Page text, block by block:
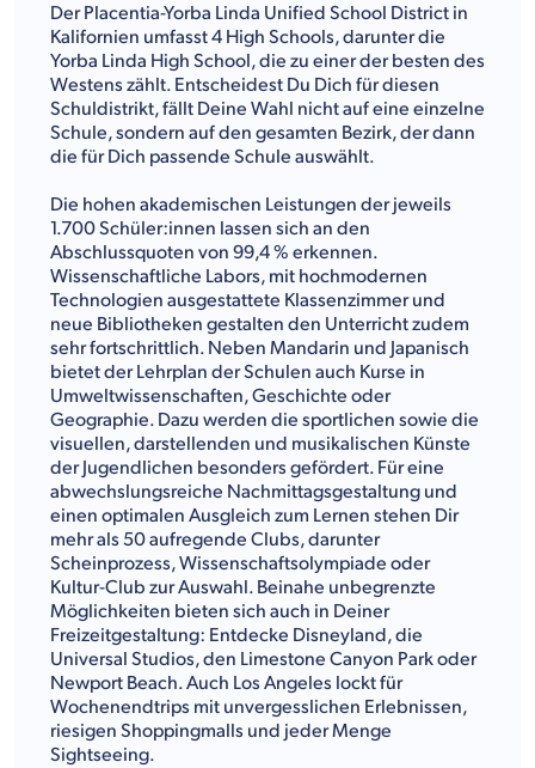
Der Placentia-Yorba Linda Unified School District in
Kalifornien umfasst 4 High Schools, darunter die
Yorba Linda High School, die zu einer der besten des
Westens zählt. Entscheidest Du Dich für diesen
Schuldistrikt, fällt Deine Wahl nicht auf eine einzelne
Schule, sondern auf den gesamten Bezirk, der dann
die für Dich passende Schule auswählt.
Die hohen akademischen Leistungen der jeweils
1.700 Schüler:innen lassen sich an den
Abschlussquoten von 99,4 % erkennen.
Wissenschaftliche Labors, mit hochmodernen
Technologien ausgestattete Klassenzimmer und
neue Bibliotheken gestalten den Unterricht zudem
sehr fortschrittlich. Neben Mandarin und Japanisch
bietet der Lehrplan der Schulen auch Kurse in
Umweltwissenschaften, Geschichte oder
Geographie. Dazu werden die sportlichen sowie die
visuellen, darstellenden und musikalischen Künste
der Jugendlichen besonders gefördert. Für eine
abwechslungsreiche Nachmittagsgestaltung und
einen optimalen Ausgleich zum Lernen stehen Dir
mehr als 50 aufregende Clubs, darunter
Scheinprozess, Wissenschaftsolympiade oder
Kultur-Club zur Auswahl. Beinahe unbegrenzte
Möglichkeiten bieten sich auch in Deiner
Freizeitgestaltung: Entdecke Disneyland, die
Universal Studios, den Limestone Canyon Park oder
Newport Beach. Auch Los Angeles lockt für
Wochenendtrips mit unvergesslichen Erlebnissen,
riesigen Shoppingmalls und jeder Menge
Sightseeing.